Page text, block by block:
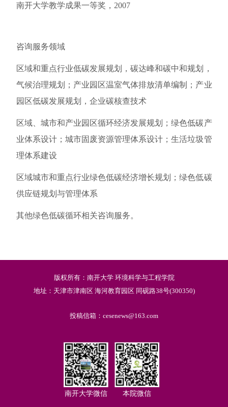
南开大学教学成果一等奖，2007
咨询服务领域
区域和重点行业低碳发展规划，碳达峰和碳中和规划，
气候治理规划；产业园区温室气体排放清单编制；产业
园区低碳发展规划，企业碳核查技术
区域、城市和产业园区循环经济发展规划；绿色低碳产
业体系设计；城市固废资源管理体系设计；生活垃圾管
理体系建设
区域城市和重点行业绿色低碳经济增长规划；绿色低碳
供应链规划与管理体系
其他绿色低碳循环相关咨询服务。
版权所有：南开大学 环境科学与工程学院
地址：天津市津南区 海河教育园区 同砚路38号(300350)
投稿信箱：cesenews@163.com
南开大学微信 本院微信